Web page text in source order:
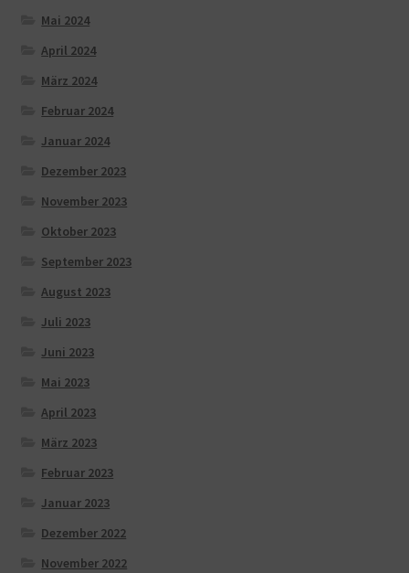
Mai 2024
April 2024
März 2024
Februar 2024
Januar 2024
Dezember 2023
November 2023
Oktober 2023
September 2023
August 2023
Juli 2023
Juni 2023
Mai 2023
April 2023
März 2023
Februar 2023
Januar 2023
Dezember 2022
November 2022